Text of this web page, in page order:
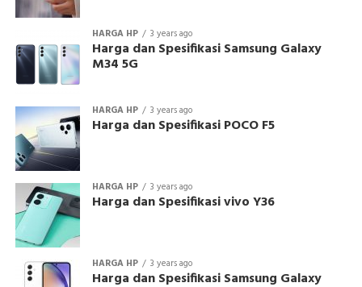
HARGA HP 3 years ago
Harga dan Spesifikasi Samsung Galaxy
M34 5G
HARGA HP 3 years ago
Harga dan Spesifikasi POCO F5
HARGA HP 3 years ago
Harga dan Spesifikasi vivo Y36
HARGA HP 3 years ago
Harga dan Spesifikasi Samsung Galaxy